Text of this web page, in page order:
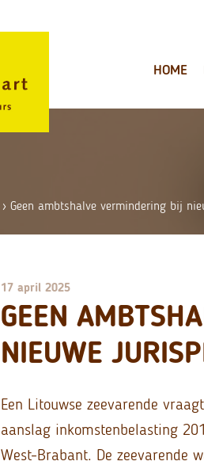
HOME
› Geen ambtshalve vermindering bij
17 april 2025
GEEN
NIEUWE
Een Litouwse zeevarende
aanslag inkomstenbelasting
West-Brabant. De zeevarende